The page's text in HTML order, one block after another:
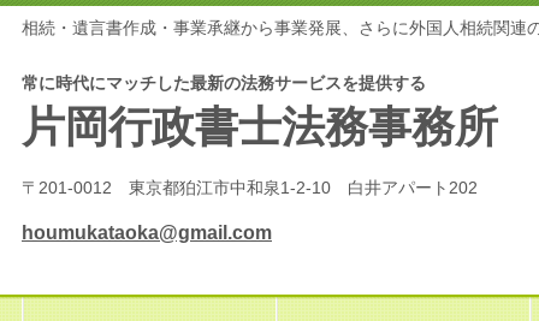
相続・遺言書作成・事業承継から事業発展、さらに外国人相続関連
常に時代にマッチした最新の法務サービスを提供する
片岡行政書士法務事務所
〒201-0012 東京都狛江市中和泉1-2-10 白井アパート202
houmukataoka@gmail.com